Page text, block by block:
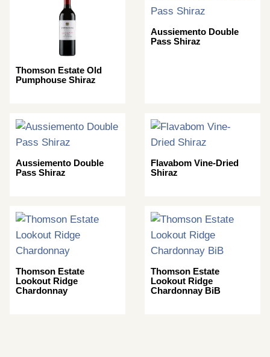
Thomson Estate Old
Pumphouse Shiraz
Aussiemento Double
Pass Shiraz
Aussiemento Double
Pass Shiraz
Flavabom Vine-Dried
Shiraz
Thomson Estate
Lookout Ridge
Chardonnay
Thomson Estate
Lookout Ridge
Chardonnay BiB